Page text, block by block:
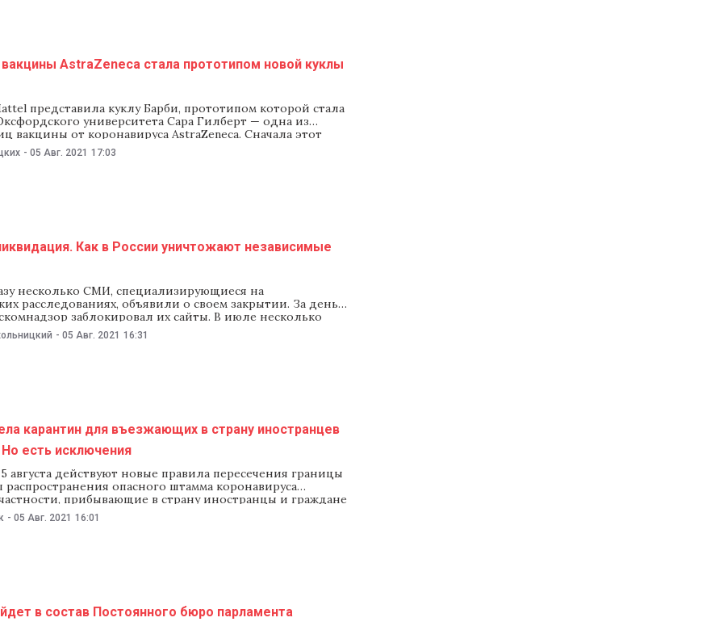
AstraZeneca стала прототипом новой куклы
представила куклу Барби, прототипом которой стала
университета Сара Гилберт — одна из
вакцины от коронавируса AstraZeneca. Сначала этот
ей странным, но потом ученая решила, что игрушка
по всему миру заниматься наукой, сообщило 4
- 05 Авг. 2021 17:03
Как в России уничтожают независимые
несколько СМИ, специализирующиеся на
расследованиях, объявили о своем закрытии. За день
заблокировал их сайты. В июле несколько
этих изданий признали «иностранными агентами».
признали сотрудников издания «Проект» и
- 05 Авг. 2021 16:31
карантин для въезжающих в страну иностранцев
есть исключения
августа действуют новые правила пересечения границы
распространения опасного штамма коронавируса
прибывающие в страну иностранцы и граждане
предъявления отрицательного теста на коронавирус,
находиться на карантине. Это не касается тех, у кого
- 05 Авг. 2021 16:01
в состав Постоянного бюро парламента